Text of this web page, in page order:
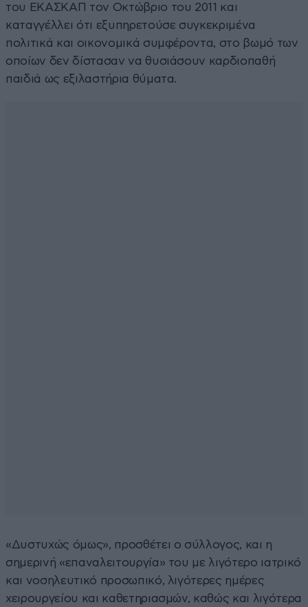
του ΕΚΑΣΚΑΠ τον Οκτώβριο του 2011 και
καταγγέλλει ότι εξυπηρετούσε συγκεκριμένα
πολιτικά και οικονομικά συμφέροντα, στο βωμό των
οποίων δεν δίστασαν να θυσιάσουν καρδιοπαθή
παιδιά ως εξιλαστήρια θύματα.
«Δυστυχώς όμως», προσθέτει ο σύλλογος, και η
σημερινή «επαναλειτουργία» του με λιγότερο ιατρικό
και νοσηλευτικό προσωπικό, λιγότερες ημέρες
χειρουργείου και καθετηριασμών, καθώς και λιγότερα